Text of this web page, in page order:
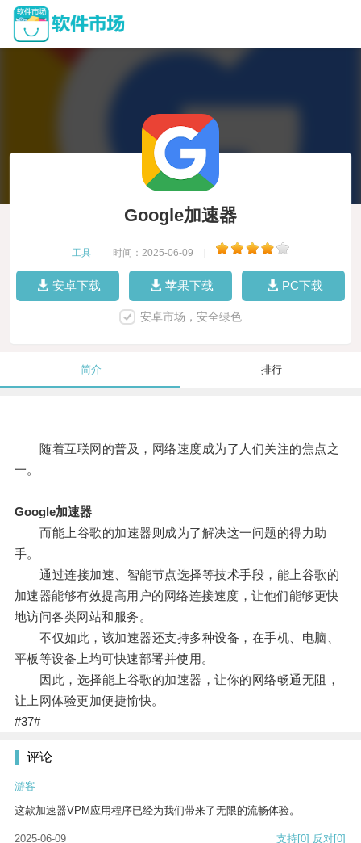
Google加速器
工具 时间：2025-06-09
安卓下载 苹果下载 PC下载
安卓市场，安全绿色
简介 排行
随着互联网的普及，网络速度成为了人们关注的焦点之
一。
Google加速器
而能上谷歌的加速器则成为了解决这一问题的得力助
手。
通过连接加速、智能节点选择等技术手段，能上谷歌的
加速器能够有效提高用户的网络连接速度，让他们能够更快
地访问各类网站和服务。
不仅如此，该加速器还支持多种设备，在手机、电脑、
平板等设备上均可快速部署并使用。
因此，选择能上谷歌的加速器，让你的网络畅通无阻，
让上网体验更加便捷愉快。
#37#
评论
游客
这款加速器VPM应用程序已经为我们带来了无限的流畅体验。
2025-06-09 支持[0] 反对[0]